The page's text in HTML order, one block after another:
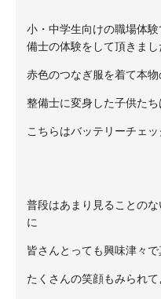
小・中学生向けの職場体
備士の体験をして頂きまし
赤色のつなぎ服を着て本物
整備士に変身した子供た
こちらはバッテリーチェッ
普段はあまり見ることの
に
皆さんとっても興味津々
たくさんの笑顔もみられて